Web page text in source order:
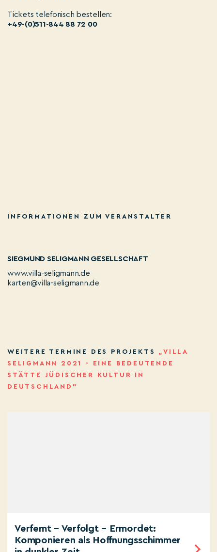
Tickets telefonisch bestellen:
+49-(0)511-844 88 72 00
INFORMATIONEN ZUM VERANSTALTER
SIEGMUND SELIGMANN GESELLSCHAFT
www.villa-seligmann.de
karten@villa-seligmann.de
WEITERE TERMINE DES PROJEKTS „VILLA
SELIGMANN 2021 - EINE BEDEUTENDE
STÄTTE JÜDISCHER KULTUR IN
DEUTSCHLAND”
Verfemt – Verfolgt – Ermordet:
Komponieren als Hoffnungsschimmer